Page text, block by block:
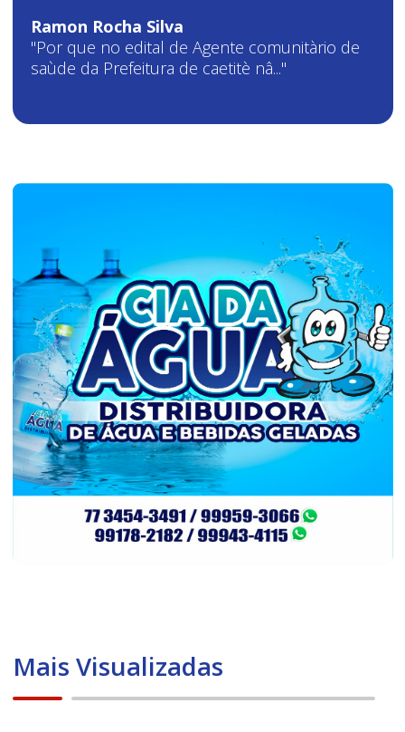
Ramon Rocha Silva
"Por que no edital de Agente comunitàrio de
saùde da Prefeitura de caetitè nâ..."
Mais Visualizadas